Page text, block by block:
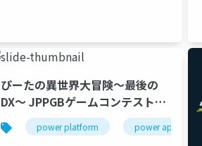
ぴーたの異世界大冒険～最後の
DX～ JPPGBゲームコンテスト＃
1
power platform power apps